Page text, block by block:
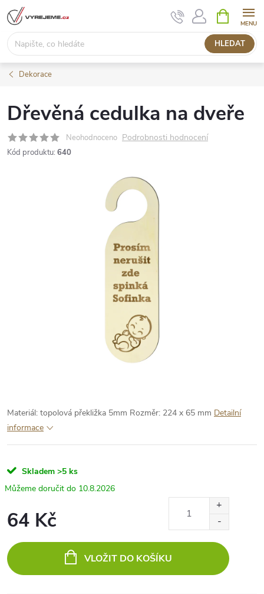
Přejít
na
obsah
HLEDAT
NÁKUPNÍ
KOŠÍK
Dekorace
Dřevěná cedulka na dveře
Neohodnoceno Podrobnosti hodnocení
Kód produktu: 640
Materiál: topolová překližka 5mm Rozměr: 224 x 65 mm Detailní
informace
Skladem >5 ks
10.8.2026
64 Kč
cena:
VLOŽIT DO KOŠÍKU